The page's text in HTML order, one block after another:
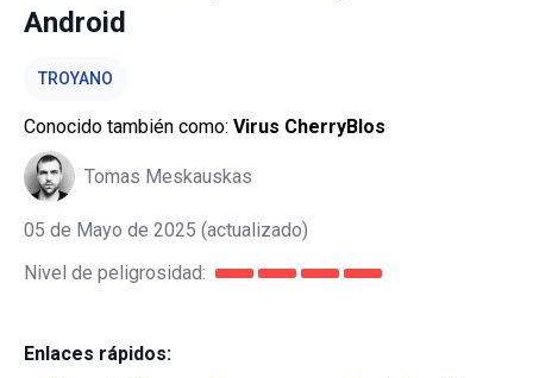
Android
TROYANO
Conocido también como: Virus CherryBlos
Tomas Meskauskas
05 de Mayo de 2025 (actualizado)
Nivel de peligrosidad:
Enlaces rápidos: